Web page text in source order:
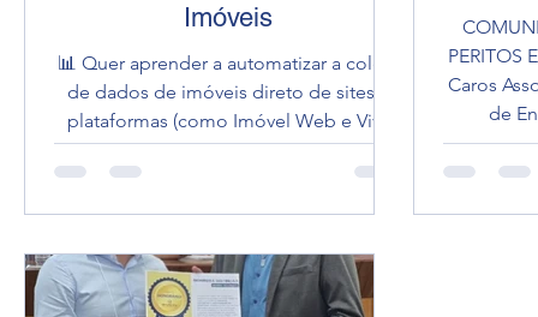
Imóveis
📊 Quer aprender a automatizar a coleta
de dados de imóveis direto de sites e
plataformas (como Imóvel Web e Viva
Real) ? Descubra como ganhar tempo,
precisão e agilidade nas suas avaliações
Webscraping com PowerAtomate
Desktop como Ferramenta de Auxílio a
PERITOS
Caros
de